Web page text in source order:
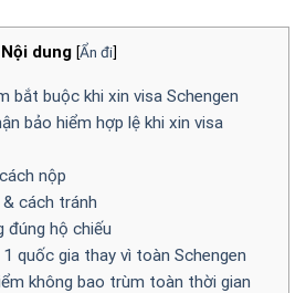
Nội dung [Ẩn đi]
bắt buộc khi xin visa Schengen
bảo hiểm hợp lệ khi xin visa
nộp
cách tránh
đúng hộ chiếu
quốc gia thay vì toàn Schengen
không bao trùm toàn thời gian